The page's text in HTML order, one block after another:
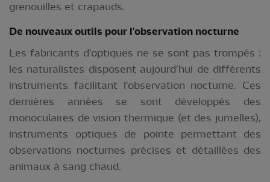
grenouilles et crapauds.
De nouveaux outils pour l'observation nocturne
Les fabricants d'optiques ne se sont pas trompés :
les naturalistes disposent aujourd'hui de différents
instruments facilitant l'observation nocturne. Ces
dernières années se sont développés des
monoculaires de vision thermique (et des jumelles),
instruments optiques de pointe permettant des
observations nocturnes précises et détaillées des
animaux à sang chaud.